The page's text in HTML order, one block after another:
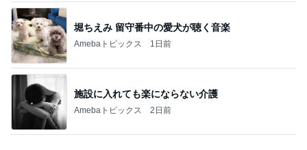
堀ちえみ 留守番中の愛犬が聴く音楽
Amebaトピックス 1日前
施設に入れても楽にならない介護
Amebaトピックス 2日前